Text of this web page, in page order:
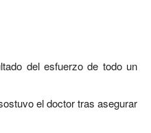
del esfuerzo de todo un
el doctor tras asegurar